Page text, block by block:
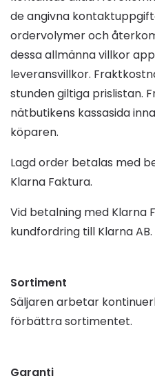
de angivna
ordervolymer och
dessa allmänna villkor
leveransvillkor.
stunden giltiga prislistan.
nätbutikens kassasida
köparen.
Lagd order betalas med
Klarna Faktura.
Vid betalning med Klarna
kundfordring till Klarna AB.
Sortiment
Säljaren arbetar
förbättra sortimentet.
Garanti